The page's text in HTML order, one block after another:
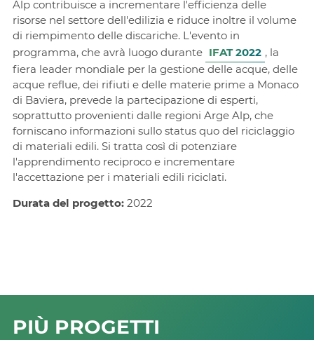
Alp contribuisce a incrementare l'efficienza delle
risorse nel settore dell'edilizia e riduce inoltre il volume
di riempimento delle discariche. L'evento in
programma, che avrà luogo durante IFAT 2022 , la
fiera leader mondiale per la gestione delle acque, delle
acque reflue, dei rifiuti e delle materie prime a Monaco
di Baviera, prevede la partecipazione di esperti,
soprattutto provenienti dalle regioni Arge Alp, che
forniscano informazioni sullo status quo del riciclaggio
di materiali edili. Si tratta così di potenziare
l'apprendimento reciproco e incrementare
l'accettazione per i materiali edili riciclati.
Durata del progetto:2022
PIÙ PROGETTI